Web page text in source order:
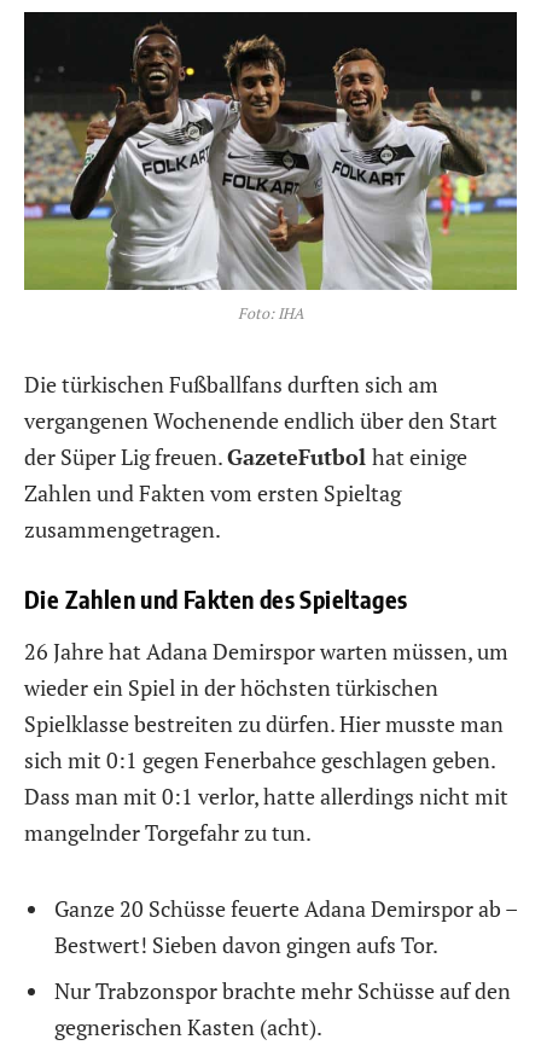
Foto: IHA
Die türkischen Fußballfans durften sich am
vergangenen Wochenende endlich über den Start
der Süper Lig freuen.GazeteFutbol hat einige
Zahlen und Fakten vom ersten Spieltag
zusammengetragen.
Die Zahlen und Fakten des Spieltages
26 Jahre hat Adana Demirspor warten müssen, um
wieder ein Spiel in der höchsten türkischen
Spielklasse bestreiten zu dürfen. Hier musste man
sich mit 0:1 gegen Fenerbahce geschlagen geben.
Dass man mit 0:1 verlor, hatte allerdings nicht mit
mangelnder Torgefahr zu tun.
Ganze 20 Schüsse feuerte Adana Demirspor ab –
Bestwert! Sieben davon gingen aufs Tor.
Nur Trabzonspor brachte mehr Schüsse auf den
gegnerischen Kasten (acht).